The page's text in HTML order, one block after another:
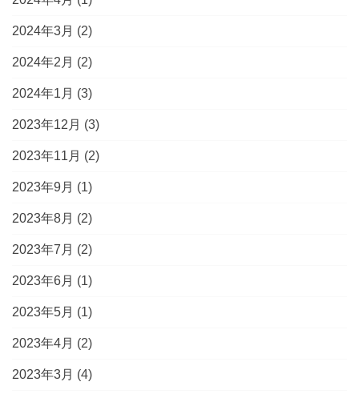
2024年3月 (2)
2024年2月 (2)
2024年1月 (3)
2023年12月 (3)
2023年11月 (2)
2023年9月 (1)
2023年8月 (2)
2023年7月 (2)
2023年6月 (1)
2023年5月 (1)
2023年4月 (2)
2023年3月 (4)